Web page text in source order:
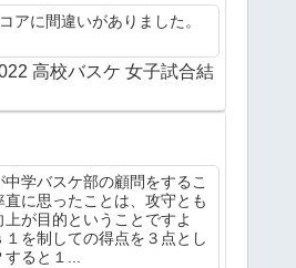
アに間違いがありました。
高校バスケ 女子試合結
学バスケ部の顧問をするこ
直に思ったことは、攻守とも
上が目的ということですよ
を制しての得点を３点とし
すると１...